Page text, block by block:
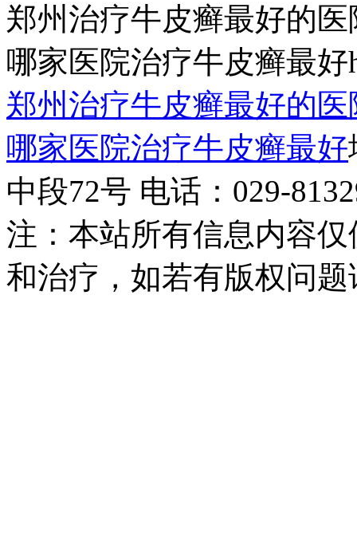
郑州治疗牛皮癣最好的
哪家医院治疗牛皮癣最好
郑州治疗牛皮癣最好的
哪家医院治疗牛皮癣最好
中段72号 电话：029-
注：本站所有信息内容
和治疗，如若有版权问